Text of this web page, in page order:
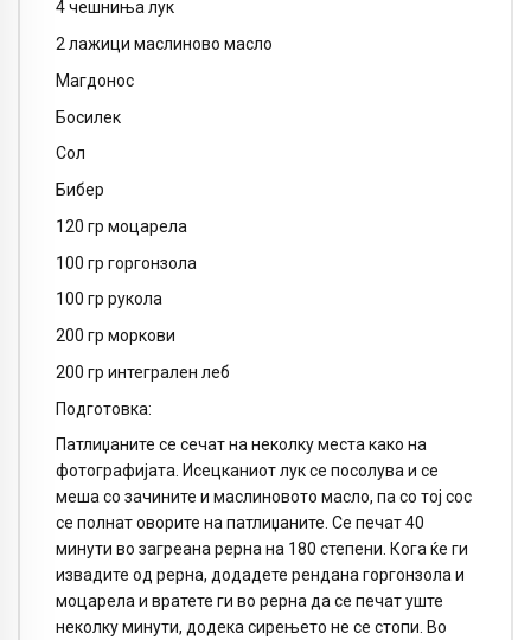
4 чешниња лук
2 лажици маслиново масло
Магдонос
Босилек
Сол
Бибер
120 гр моцарела
100 гр горгонзола
100 гр рукола
200 гр моркови
200 гр интегрален леб
Подготовка:
Патлиџаните се сечат на неколку места како на
фотографијата. Исецканиот лук се посолува и се
меша со зачините и маслиновото масло, па со тој сос
се полнат оворите на патлиџаните. Се печат 40
минути во загреана рерна на 180 степени. Кога ќе ги
извадите од рерна, додадете рендана горгонзола и
моцарела и вратете ги во рерна да се печат уште
неколку минути, додека сирењето не се стопи. Во